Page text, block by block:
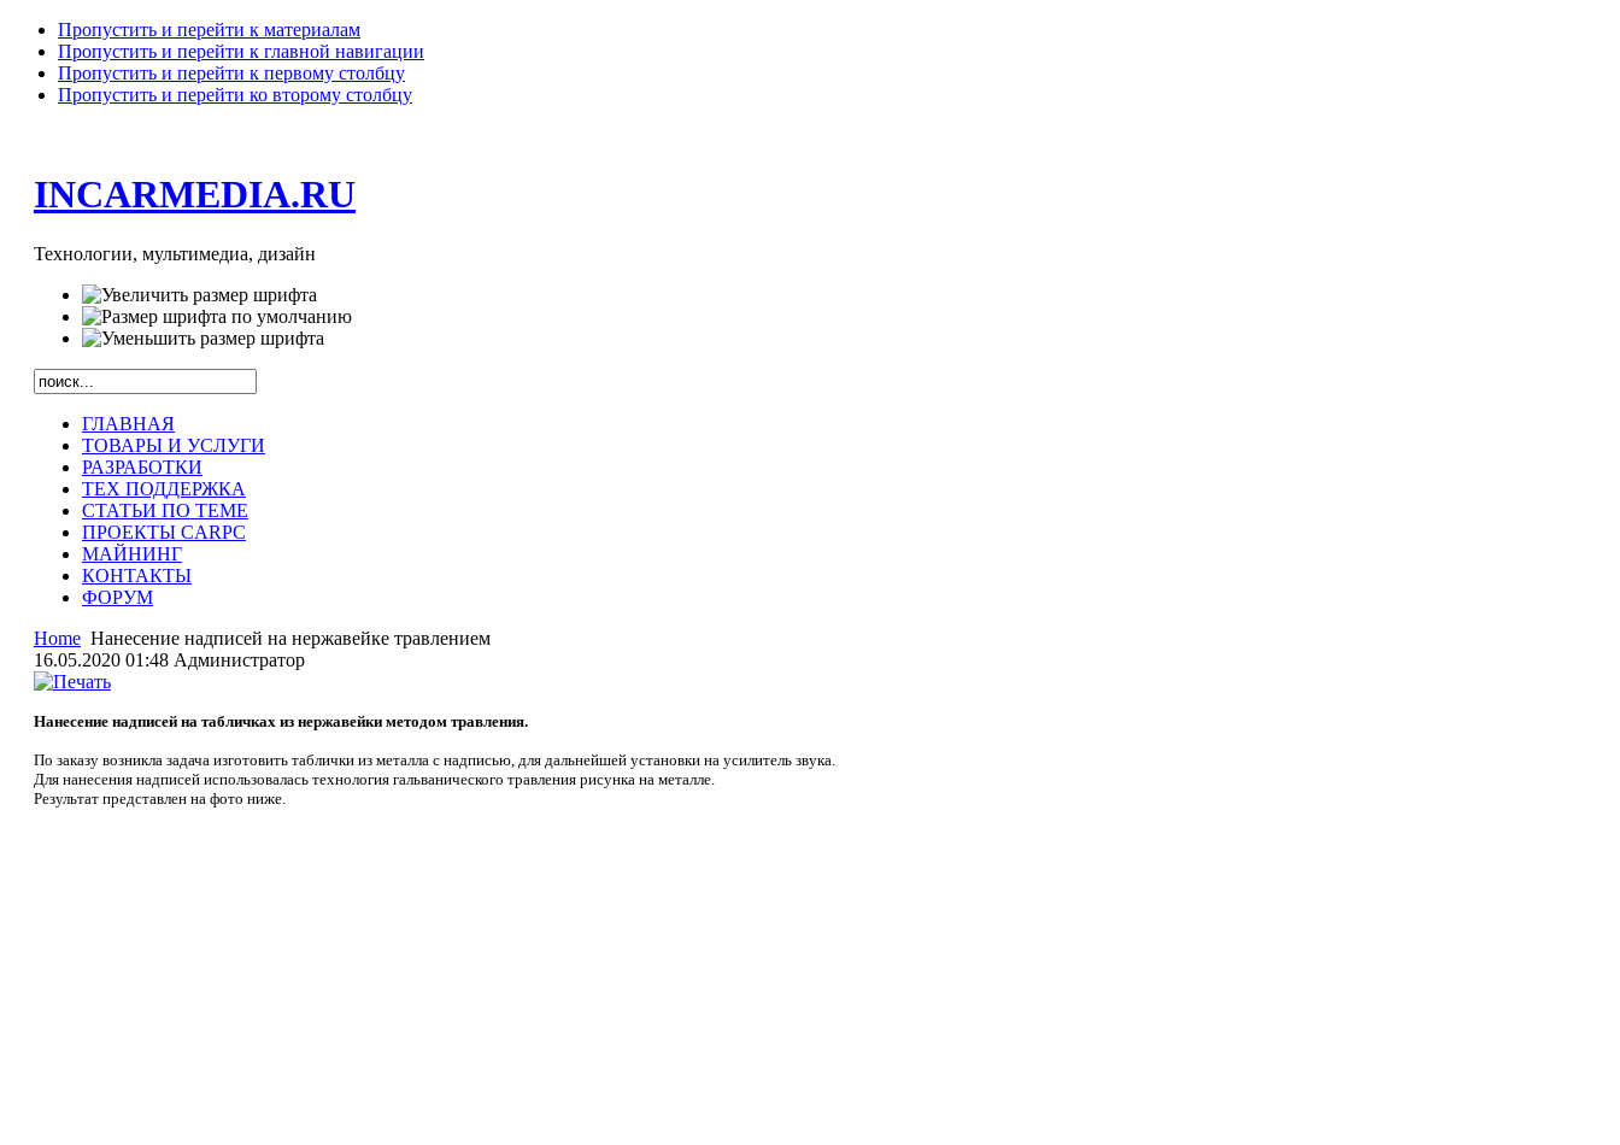
Пропустить и перейти к материалам
Пропустить и перейти к главной навигации
Пропустить и перейти к первому столбцу
Пропустить и перейти ко второму столбцу
INCARMEDIA.RU
Технологии, мультимедиа, дизайн
ГЛАВНАЯ
ТОВАРЫ И УСЛУГИ
РАЗРАБОТКИ
ТЕХ ПОДДЕРЖКА
СТАТЬИ ПО ТЕМЕ
ПРОЕКТЫ CARPC
МАЙНИНГ
КОНТАКТЫ
ФОРУМ
Home Нанесение надписей на нержавейке травлением
16.05.2020 01:48 Администратор
Нанесение надписей на табличках из нержавейки методом травления.
По заказу возникла задача изготовить таблички из металла с надписью, для дальнейшей установки на усилитель звука.
Для нанесения надписей использовалась технология гальванического травления рисунка на металле.
Результат представлен на фото ниже.